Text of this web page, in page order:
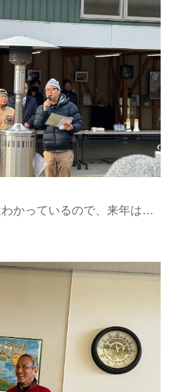
かっているので、来年は…